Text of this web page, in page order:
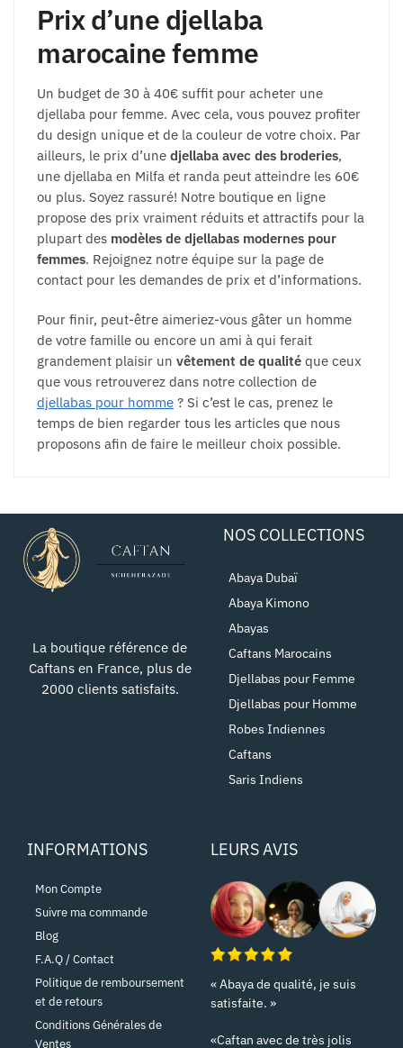
Prix d’une djellaba
marocaine femme
Un budget de 30 à 40€ suffit pour acheter une
djellaba pour femme. Avec cela, vous pouvez profiter
du design unique et de la couleur de votre choix. Par
ailleurs, le prix d’une djellaba avec des broderies,
une djellaba en Milfa et randa peut atteindre les 60€
ou plus. Soyez rassuré! Notre boutique en ligne
propose des prix vraiment réduits et attractifs pour la
plupart des modèles de djellabas modernes pour
femmes. Rejoignez notre équipe sur la page de
contact pour les demandes de prix et d’informations.
Pour finir, peut-être aimeriez-vous gâter un homme
de votre famille ou encore un ami à qui ferait
grandement plaisir un vêtement de qualité que ceux
que vous retrouverez dans notre collection de
djellabas pour homme ? Si c’est le cas, prenez le
temps de bien regarder tous les articles que nous
proposons afin de faire le meilleur choix possible.
La boutique référence de
Caftans en France, plus de
2000 clients satisfaits.
NOS COLLECTIONS
Abaya Dubaï
Abaya Kimono
Abayas
Caftans Marocains
Djellabas pour Femme
Djellabas pour Homme
Robes Indiennes
Caftans
Saris Indiens
INFORMATIONS
Mon Compte
Suivre ma commande
Blog
F.A.Q / Contact
Politique de remboursement
et de retours
Conditions Générales de
Ventes
LEURS AVIS
« Abaya de qualité, je suis
satisfaite. »
«Caftan avec de très jolis